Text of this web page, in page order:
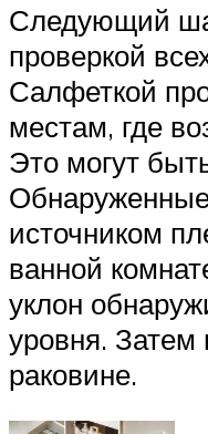
Следующий
проверкой
Салфеткой
местам, где
Это могут
источником
ванной
уклон
уровня. Затем
раковине.